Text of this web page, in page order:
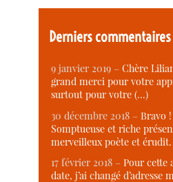
Derniers commentaires
9 janvier 2019 –Chère
grand merci pour votre
surtout pour votre (…)
30 décembre 2018 –Bravo !
Somptueuse et riche
merveilleux poète et
17 février 2018 –Pour cette
date, j’ai changé d’adresse